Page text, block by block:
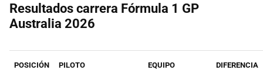
Resultados carrera Fórmula 1 GP
Australia 2026
POSICIÓN PILOTO EQUIPO DIFERENCIA